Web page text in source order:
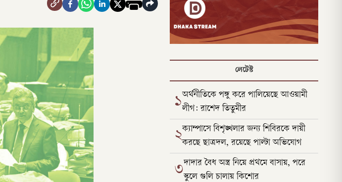
লেটেস্ট
১অর্থনীতিকে পঙ্গু করে পালিয়েছে আওয়ামী
লীগ: রাশেদ তিতুমীর
২ক্যাম্পাসে বিশৃঙ্খলার জন্য শিবিরকে দায়ী
করছে ছাত্রদল, রয়েছে পাল্টা অভিযোগ
৩দাদার বৈধ অস্ত্র নিয়ে প্রথমে বাসায়, পরে
স্কুলে গুলি চালায় কিশোর